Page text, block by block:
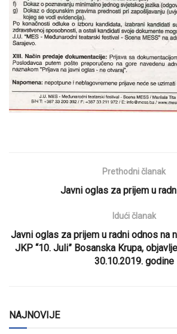
Prethodni članak
Javni oglas za prijem u
Idući članak
Javni oglas za prijem u radni odnos na
JKP “10. Juli” Bosanska Krupa,
30.10.2019. godine
NAJNOVIJE